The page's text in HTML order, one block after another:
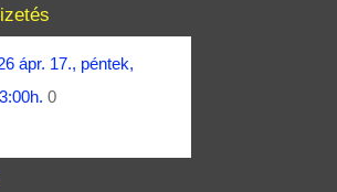
ápr. 17., péntek,
0